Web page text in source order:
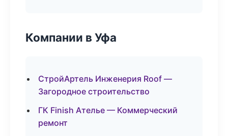
Компании в Уфа
СтройАртель Инженерия Roof —
Загородное строительство
ГК Finish Ателье — Коммерческий
ремонт